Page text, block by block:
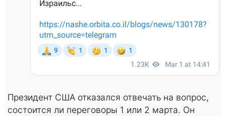
Президент США отказался отвечать на вопрос,
состоится ли переговоры 1 или 2 марта. Он